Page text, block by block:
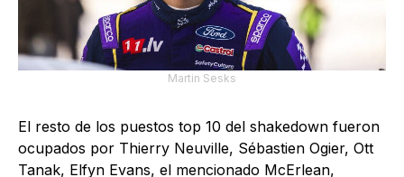
Martin Sesks
El resto de los puestos top 10 del shakedown fueron
ocupados por Thierry Neuville, Sébastien Ogier, Ott
Tanak, Elfyn Evans, el mencionado McErlean,